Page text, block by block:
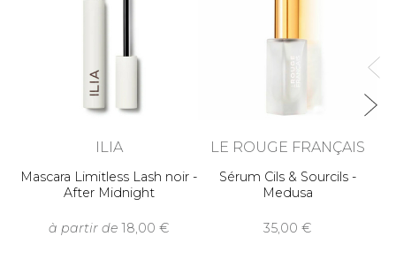
ILIA
Mascara Limitless Lash noir -
After Midnight
à partir de 18,00
LE ROUGE FRANÇAIS
Sérum Cils & Sourcils -
Medusa
35,00